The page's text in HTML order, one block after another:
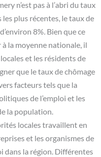
n’est pas à l’abri du taux
plus récentes, le taux de
8%. Bien que ce
la moyenne nationale, il
et les résidents de
que le taux de chômage
facteurs tels que la
de l’emploi et les
la population.
locales travaillent en
et les organismes de
dans la région. Différentes